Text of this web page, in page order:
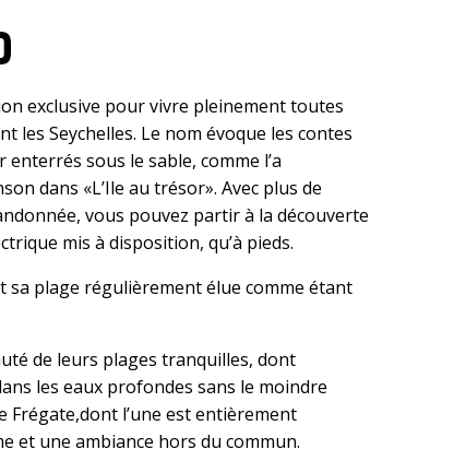
exclusive pour vivre pleinement toutes
les Seychelles. Le nom évoque les contes
sous le sable, comme l’a
dans «L’Ile au trésor». Avec plus de
vous pouvez partir à la découverte
mis à disposition, qu’à pieds.
plage régulièrement élue comme étant
de leurs plages tranquilles, dont
les eaux profondes sans le moindre
Frégate,dont l’une est entièrement
et une ambiance hors du commun.